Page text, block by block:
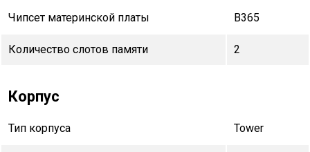
Чипсет материнской платы B365
Количество слотов памяти 2
Корпус
Тип корпуса Tower